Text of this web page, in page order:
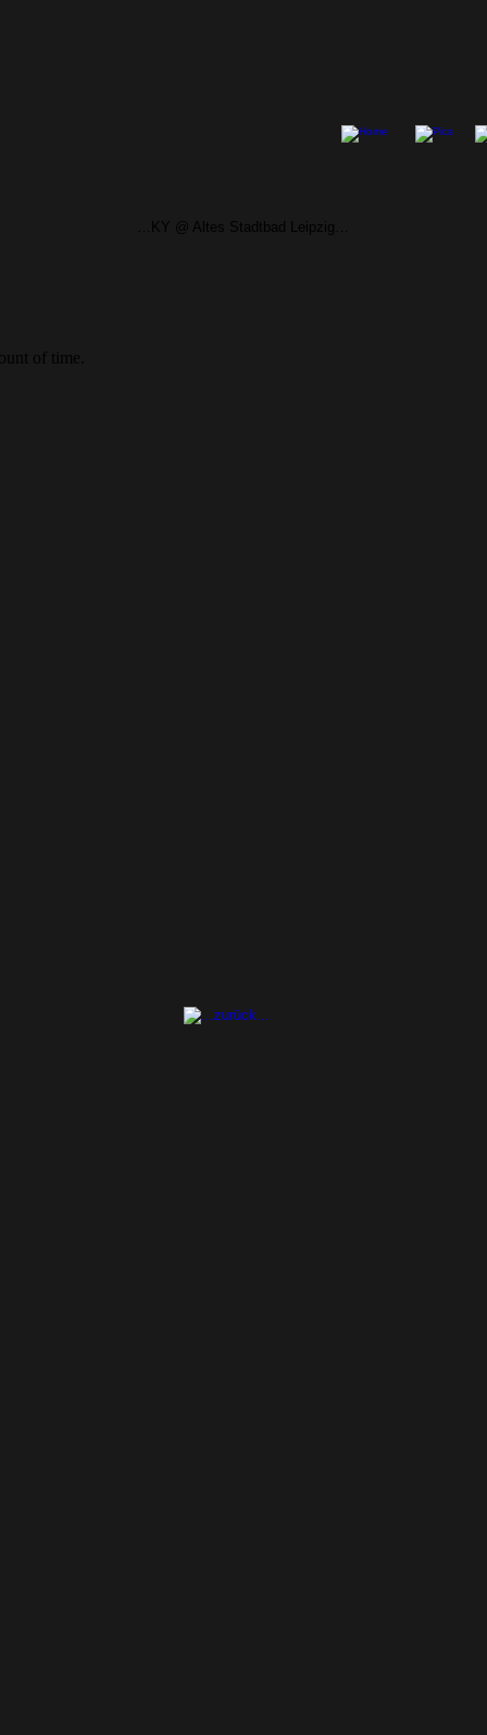
…KY @ Altes Stadtbad Leipzig…